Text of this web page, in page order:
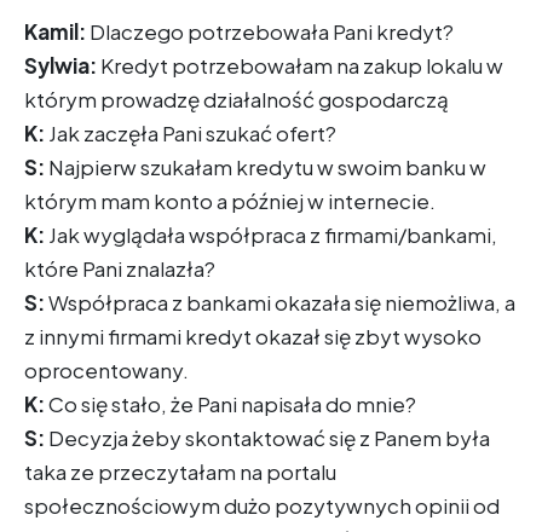
Kamil: Dlaczego potrzebowała Pani kredyt?
Sylwia: Kredyt potrzebowałam na zakup lokalu w
którym prowadzę działalność gospodarczą
K: Jak zaczęła Pani szukać ofert?
S: Najpierw szukałam kredytu w swoim banku w
którym mam konto a później w internecie.
K: Jak wyglądała współpraca z firmami/bankami,
które Pani znalazła?
S:Współpraca z bankami okazała się niemożliwa, a
z innymi firmami kredyt okazał się zbyt wysoko
oprocentowany.
K:Co się stało, że Pani napisała do mnie?
S: Decyzja żeby skontaktować się z Panem była
taka ze przeczytałam na portalu
społecznościowym dużo pozytywnych opinii od